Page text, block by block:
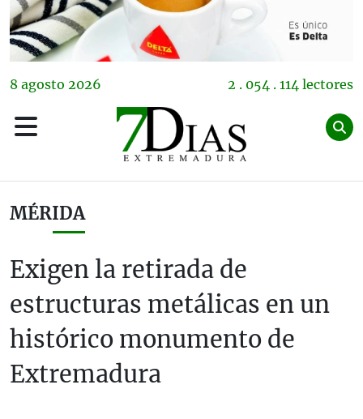
8 agosto 2026 2 . 054 . 114 lectores
MÉRIDA
Exigen la retirada de
estructuras metálicas en un
histórico monumento de
Extremadura